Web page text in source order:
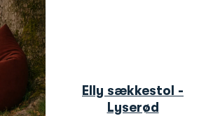
Elly sækkestol -
Lyserød